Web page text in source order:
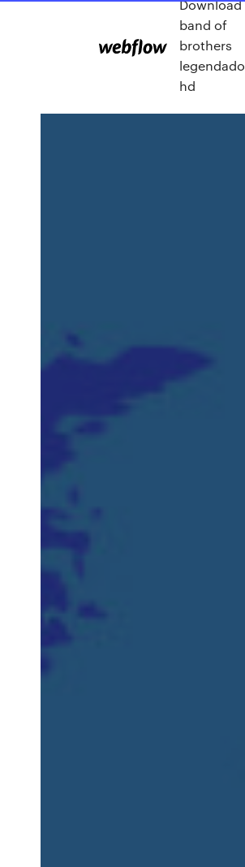
Download
band of
brothers
legendado
hd